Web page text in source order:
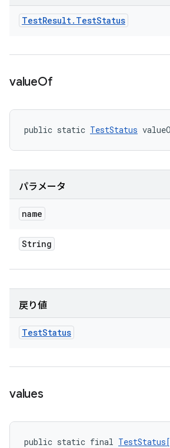
TestResult. TestStatus
valueOf
public static TestStatus
パラメータ
name
String
戻り値
TestStatus
values
public static final